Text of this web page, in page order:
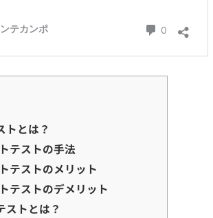
トとは？
テストの手法
テストのメリット
テストのデメリット
ストとは？